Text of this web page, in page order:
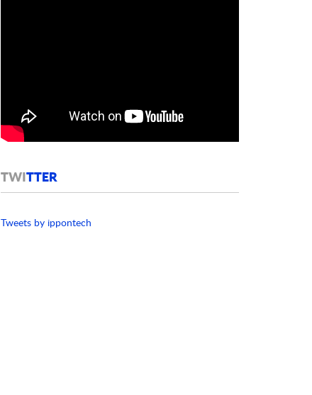
TWITTER
Tweets by ippontech